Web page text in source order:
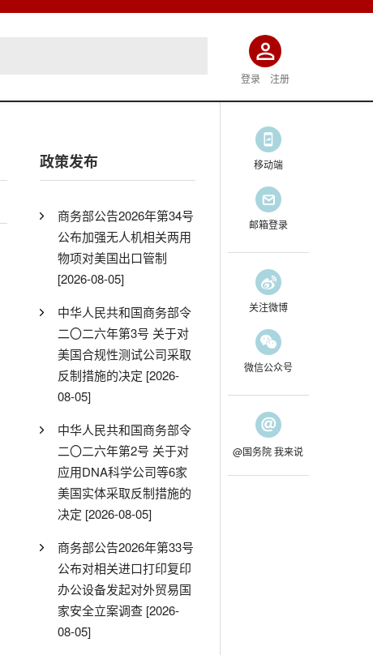
登录 注册
政策发布
商务部公告2026年第34号
公布加强无人机相关两用
物项对美国出口管制
[2026-08-05]
中华人民共和国商务部令
二〇二六年第3号 关于对
美国合规性测试公司采取
反制措施的决定 [2026-
08-05]
中华人民共和国商务部令
二〇二六年第2号 关于对
应用DNA科学公司等6家
美国实体采取反制措施的
决定 [2026-08-05]
商务部公告2026年第33号
公布对相关进口打印复印
办公设备发起对外贸易国
家安全立案调查 [2026-
08-05]
移动端
邮箱登录
关注微博
微信公众号
@国务院 我来说